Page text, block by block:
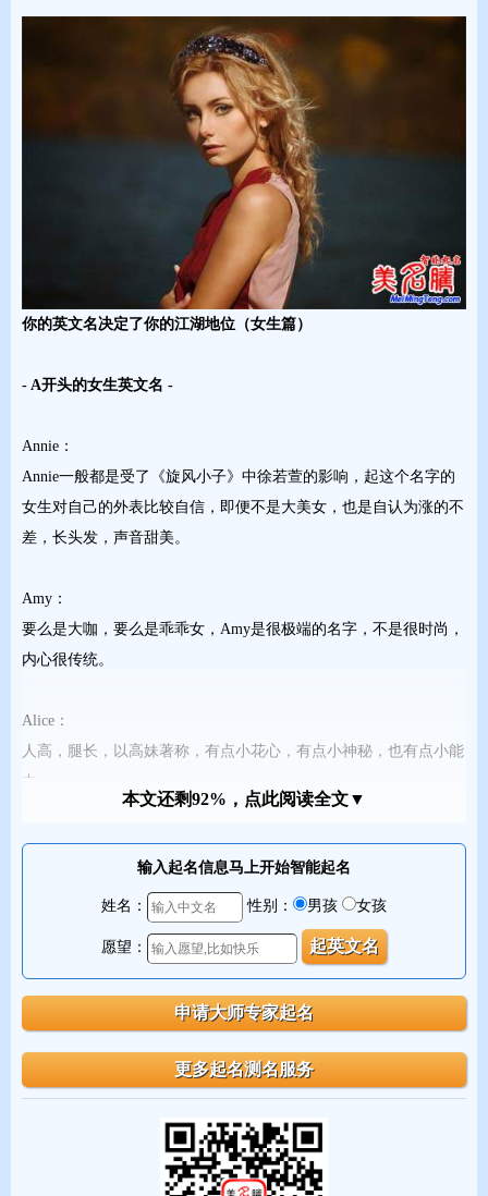
你的英文名决定了你的江湖地位（女生篇）
- A开头的女生英文名 -
Annie：
Annie一般都是受了《旋风小子》中徐若萱的影响，起这个名字的
女生对自己的外表比较自信，即便不是大美女，也是自认为涨的不
差，长头发，声音甜美。
Amy：
要么是大咖，要么是乖乖女，Amy是很极端的名字，不是很时尚，
内心很传统。
Alice：
人高，腿长，以高妹著称，有点小花心，有点小神秘，也有点小能
力。
Amanda：
财务的Amanda都很难搞，有木有，腹黑和机智名存，逻辑性比较
乖乖女的典范，圆圆的脸蛋，微胖的身形，没什么企图行，过好自
己的小日子，做好本职工作就万事大吉啦。
Anna：
本文还剩92%，点此阅读全文▼
输入起名信息马上开始智能起名
姓名： 性别： 男孩 女孩
愿望：